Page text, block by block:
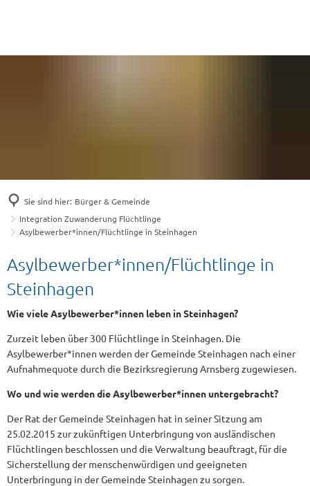
Sie sind hier: Bürger & Gemeinde
Integration Zuwanderung Flüchtlinge
Asylbewerber*innen/Flüchtlinge in Steinhagen
Asylbewerber*innen/Flüchtlinge
in
Steinhagen
Asylbewerber*innen/Flüchtlinge in
Steinhagen
Wie viele Asylbewerber*innen leben in Steinhagen?
Zurzeit leben über 300 Flüchtlinge in Steinhagen. Die
Asylbewerber*innen werden der Gemeinde Steinhagen nach einer
Aufnahmequote durch die Bezirksregierung Arnsberg zugewiesen.
Wo und wie werden die Asylbewerber*innen untergebracht?
Der Rat der Gemeinde Steinhagen hat in seiner Sitzung am
25.02.2015 zur zukünftigen Unterbringung von ausländischen
Flüchtlingen beschlossen und die Verwaltung beauftragt, für die
Sicherstellung der menschenwürdigen und geeigneten
Unterbringung in der Gemeinde Steinhagen zu sorgen.